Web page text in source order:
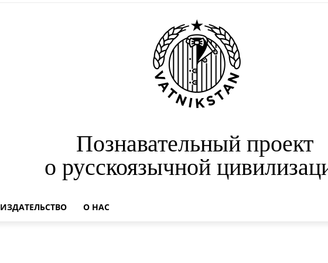
Познавательный проект
о русскоязычной
ИЗДАТЕЛЬСТВО О НАС